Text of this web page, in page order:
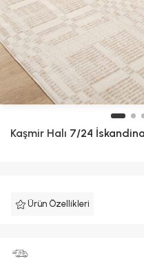
Kaşmir Halı 7/24
Ürün Özellikleri